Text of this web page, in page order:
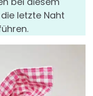
letzte Naht